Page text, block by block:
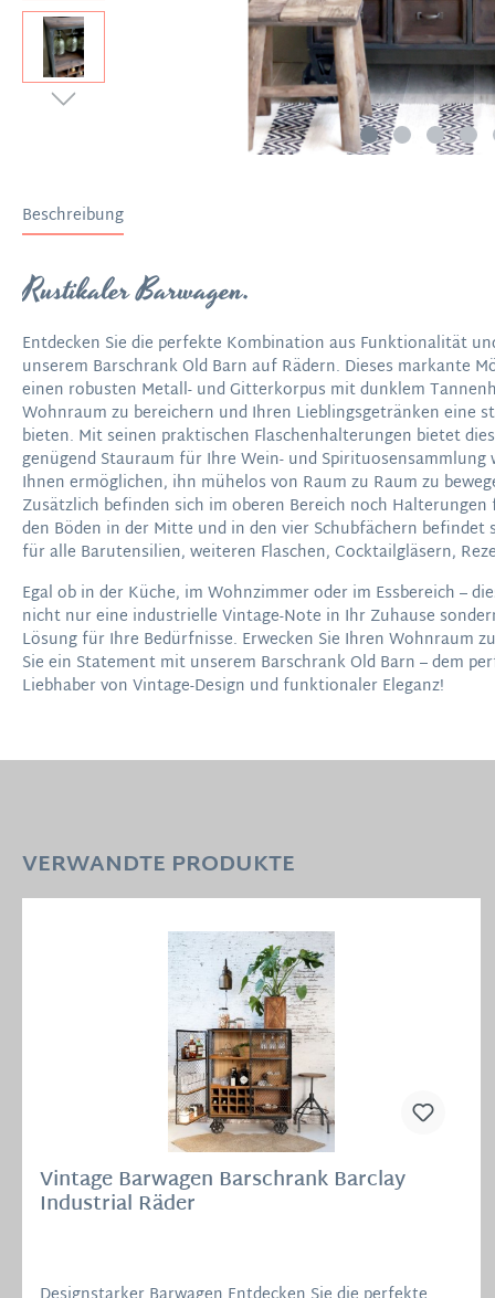
Beschreibung
Rustikaler Barwagen.
Entdecken Sie die perfekte Kombination aus Funktionalität
unserem Barschrank Old Barn auf Rädern. Dieses markante
einen robusten Metall- und Gitterkorpus mit dunklem
Wohnraum zu bereichern und Ihren Lieblingsgetränken eine
bieten. Mit seinen praktischen Flaschenhalterungen bietet
genügend Stauraum für Ihre Wein- und Spirituosensammlung
Ihnen ermöglichen, ihn mühelos von Raum zu Raum zu
Zusätzlich befinden sich im oberen Bereich noch
den Böden in der Mitte und in den vier Schubfächern befindet
für alle Barutensilien, weiteren Flaschen, Cocktailgläsern,
Egal ob in der Küche, im Wohnzimmer oder im Essbereich –
nicht nur eine industrielle Vintage-Note in Ihr Zuhause
Lösung für Ihre Bedürfnisse. Erwecken Sie Ihren Wohnraum
Sie ein Statement mit unserem Barschrank Old Barn – dem
Liebhaber von Vintage-Design und funktionaler Eleganz!
VERWANDTE PRODUKTE
Vintage Barwagen Barschrank Barclay
Industrial Räder